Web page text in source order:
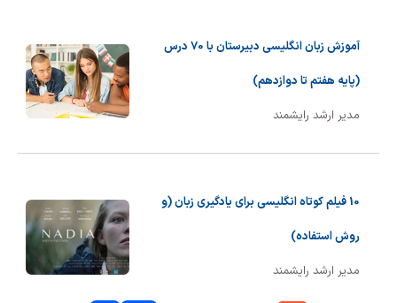
آموزش زبان انگلیسی دبیرستان با 70 درس
(پایه هفتم تا دوازدهم)
مدیر ارشد رایشمند
10 فیلم کوتاه انگلیسی برای یادگیری زبان (و
روش استفاده)
مدیر ارشد رایشمند